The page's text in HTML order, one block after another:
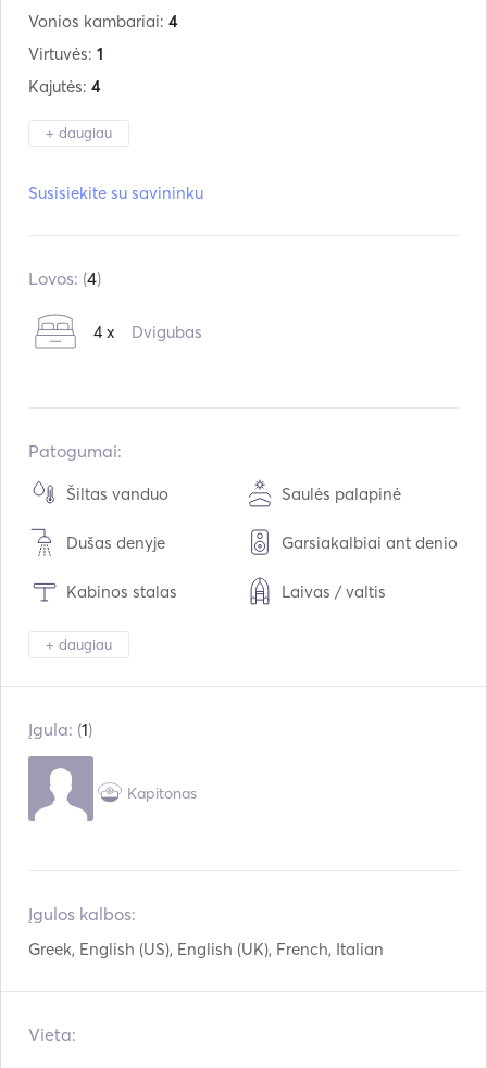
Vonios kambariai: 4
Virtuvės: 1
Kajutės: 4
+ daugiau
Varikliai:1 x 75hp
Vartojimas:
L /val.
Susisiekite su savininku
Lovos: (4)
4 x Dvigubas
Patogumai:
Šiltas vanduo Saulės palapinė
Dušas denyje Garsiakalbiai ant denio
Kabinos stalas Laivas / valtis
Žiūronai
Stalo įrankiai / stiklinės
Mp3 grotuvas / radijas
/ CD
+ daugiau
Įgula: (1)
Kapitonas
Įgulos kalbos:
Greek, English (US), English (UK), French, Italian
Vieta: